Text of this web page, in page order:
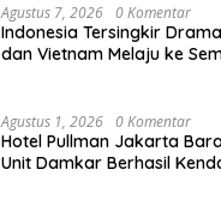
Agustus 7, 2026 0 Komentar
Indonesia Tersingkir
dan Vietnam Melaju ke
Agustus 1, 2026 0 Komentar
Hotel Pullman Jakarta
Unit Damkar Berhasil